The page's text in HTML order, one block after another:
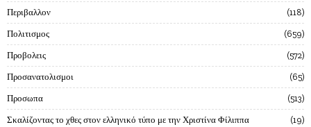
Περιβαλλον 118
Πολιτισμος 659
Προβολεις 572
Προσανατολισμοι 65
Προσωπα 513
Σκαλίζοντας το χθες στον ελληνικό τύπο με την Χριστίνα Φίλιππα 19